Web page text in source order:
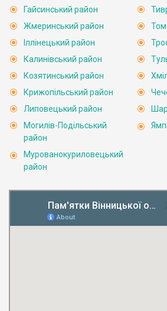
Гайсинський район
Жмеринський район
Іллінецький район
Калинівський район
Козятинський район
Крижопільський район
Липовецький район
Могилів-Подільський
район
Мурованокуриловецький
район